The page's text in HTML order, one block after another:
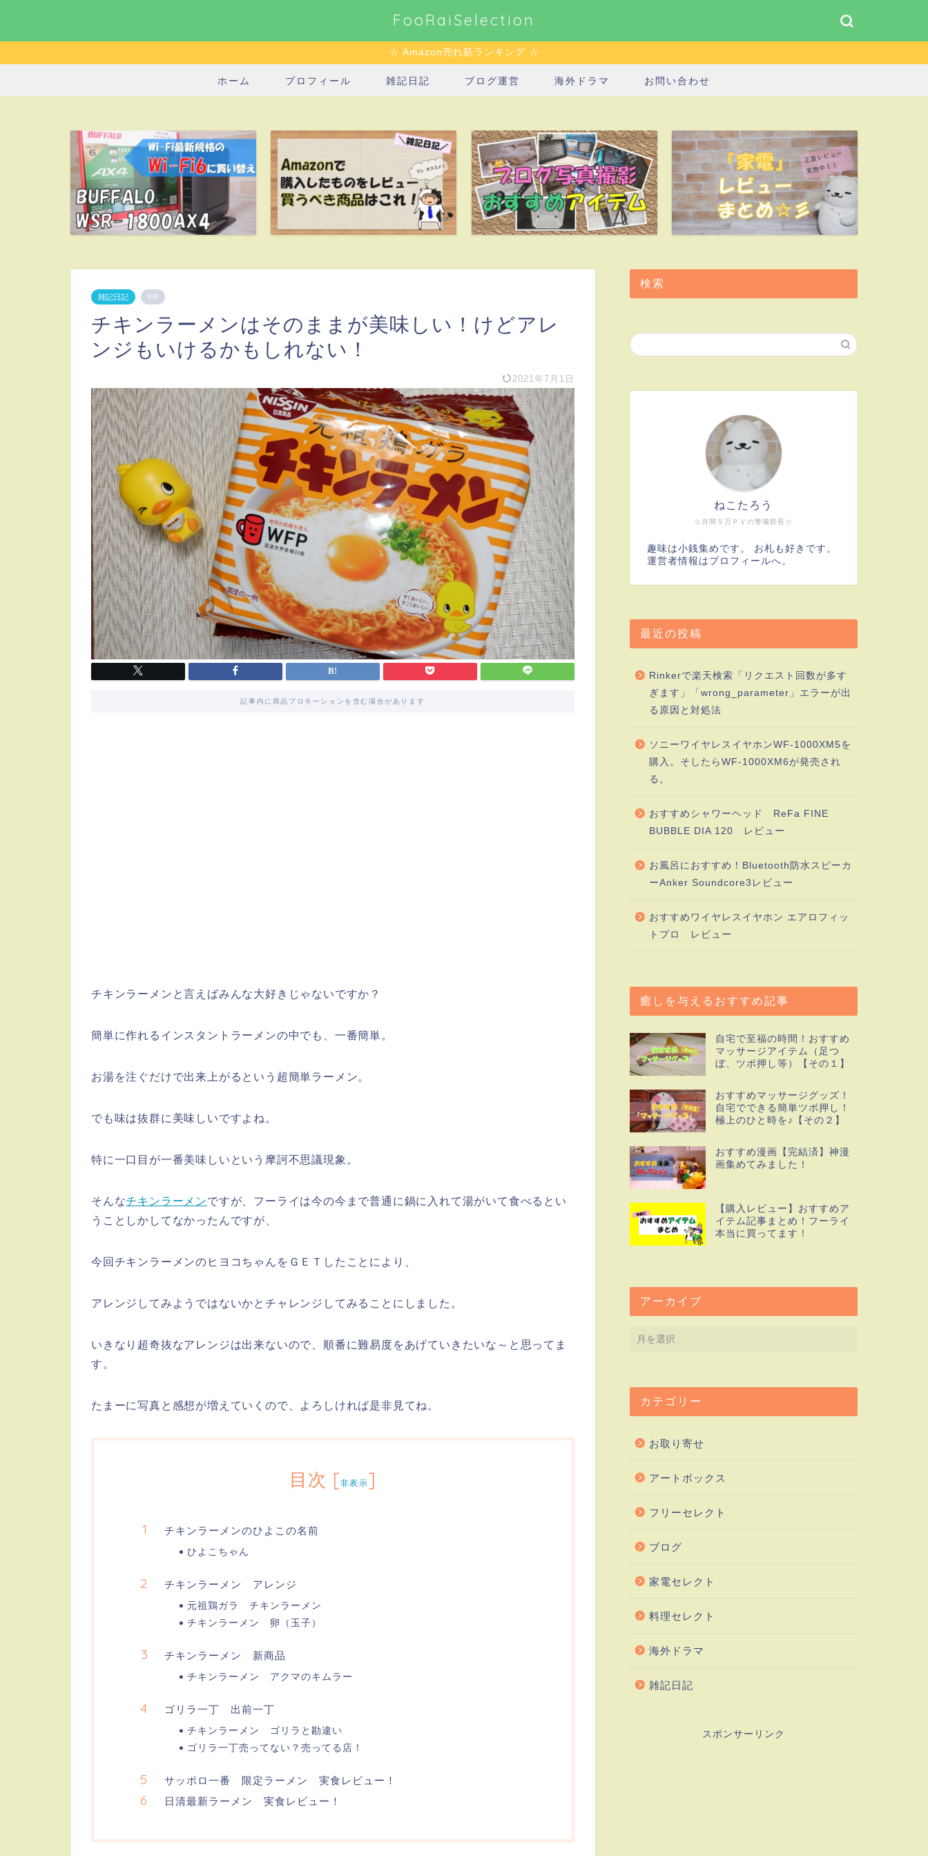
FooRaiSelection
☆ Amazon売れ筋ランキング ☆
ホーム プロフィール 雑記日記 ブログ運営 海外ドラマ お問い合わせ
雑記日記 PR
チキンラーメンはそのままが美味しい！けどアレ
ンジもいけるかもしれない！
2021年7月1日
記事内に商品プロモーションを含む場合があります
チキンラーメンと言えばみんな大好きじゃないですか？
簡単に作れるインスタントラーメンの中でも、一番簡単。
お湯を注ぐだけで出来上がるという超簡単ラーメン。
でも味は抜群に美味しいですよね。
特に一口目が一番美味しいという摩訶不思議現象。
そんなチキンラーメンですが、フーライは今の今まで普通に鍋に入れて湯がいて食べるとい
うことしかしてなかったんですが、
今回チキンラーメンのヒヨコちゃんをＧＥＴしたことにより、
アレンジしてみようではないかとチャレンジしてみることにしました。
いきなり超奇抜なアレンジは出来ないので、順番に難易度をあげていきたいな～と思ってま
す。
たまーに写真と感想が増えていくので、よろしければ是非見てね。
目次 [非表示]
チキンラーメンのひよこの名前
ひよこちゃん
チキンラーメン アレンジ
元祖鶏ガラ チキンラーメン
チキンラーメン 卵（玉子）
チキンラーメン 新商品
チキンラーメン アクマのキムラー
ゴリラ一丁 出前一丁
チキンラーメン ゴリラと勘違い
ゴリラ一丁売ってない？売ってる店！
サッポロ一番 限定ラーメン 実食レビュー！
日清最新ラーメン 実食レビュー！
検索
☆月間５万ＰＶの警備部長☆
ねこたろう
趣味は小銭集めです。 お札も好きです。
運営者情報はプロフィールへ。
最近の投稿
Rinkerで楽天検索「リクエスト回数が多す
ぎます」「wrong_parameter」エラーが出
る原因と対処法
ソニーワイヤレスイヤホンWF-1000XM5を
購入。そしたらWF-1000XM6が発売され
る。
おすすめシャワーヘッド ReFa FINE
BUBBLE DIA 120 レビュー
お風呂におすすめ！Bluetooth防水スピーカ
ーAnker Soundcore3レビュー
おすすめワイヤレスイヤホン エアロフィッ
トプロ レビュー
癒しを与えるおすすめ記事
自宅で至福の時間！おすすめ
マッサージアイテム（足つ
ぼ、ツボ押し等）【その１】
おすすめマッサージグッズ！
自宅でできる簡単ツボ押し！
極上のひと時を♪【その２】
おすすめ漫画【完結済】神漫
画集めてみました！
【購入レビュー】おすすめア
イテム記事まとめ！フーライ
本当に買ってます！
アーカイブ
カテゴリー
お取り寄せ
アートボックス
フリーセレクト
ブログ
家電セレクト
料理セレクト
海外ドラマ
雑記日記
スポンサーリンク